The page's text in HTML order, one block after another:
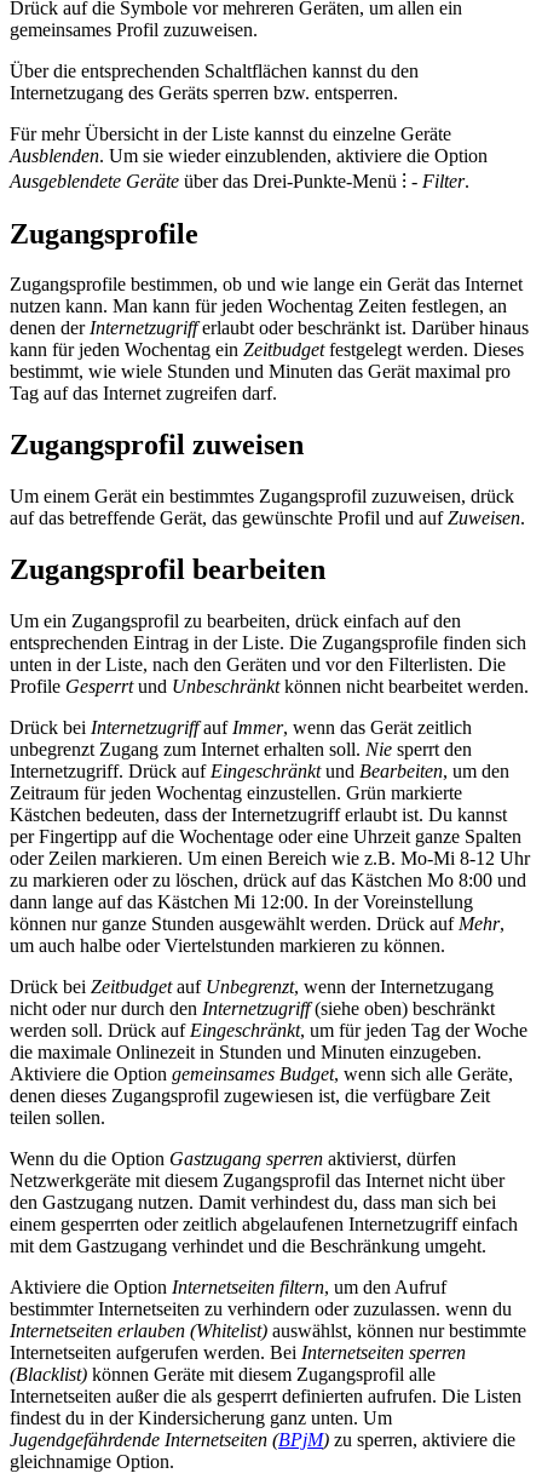
Drück auf die Symbole vor mehreren Geräten, um allen ein
gemeinsames Profil zuzuweisen.
Über die entsprechenden Schaltflächen kannst du den
Internetzugang des Geräts sperren bzw. entsperren.
Für mehr Übersicht in der Liste kannst du einzelne Geräte
Ausblenden. Um sie wieder einzublenden, aktiviere die Option
Ausgeblendete Geräte über das Drei-Punkte-Menü ⁝ - Filter.
Zugangsprofile
Zugangsprofile bestimmen, ob und wie lange ein Gerät das Internet
nutzen kann. Man kann für jeden Wochentag Zeiten festlegen, an
denen derInternetzugrifferlaubt oder beschränkt ist. Darüber hinaus
kann für jeden Wochentag ein Zeitbudgetfestgelegt werden. Dieses
bestimmt, wie wiele Stunden und Minuten das Gerät maximal pro
Tag auf das Internet zugreifen darf.
Zugangsprofil zuweisen
Um einem Gerät ein bestimmtes Zugangsprofil zuzuweisen, drück
auf das betreffende Gerät, das gewünschte Profil und aufZuweisen.
Zugangsprofil bearbeiten
Um ein Zugangsprofil zu bearbeiten, drück einfach auf den
entsprechenden Eintrag in der Liste. Die Zugangsprofile finden sich
unten in der Liste, nach den Geräten und vor den Filterlisten. Die
Profile Gesperrtund Unbeschränktkönnen nicht bearbeitet werden.
Drück bei Internetzugriffauf Immer, wenn das Gerät zeitlich
unbegrenzt Zugang zum Internet erhalten soll. Nie sperrt den
Internetzugriff. Drück auf Eingeschränktund Bearbeiten, um den
Zeitraum für jeden Wochentag einzustellen. Grün markierte
Kästchen bedeuten, dass der Internetzugriff erlaubt ist. Du kannst
per Fingertipp auf die Wochentage oder eine Uhrzeit ganze Spalten
oder Zeilen markieren. Um einen Bereich wie z.B. Mo-Mi 8-12 Uhr
zu markieren oder zu löschen, drück auf das Kästchen Mo 8:00 und
dann lange auf das Kästchen Mi 12:00. In der Voreinstellung
können nur ganze Stunden ausgewählt werden. Drück auf Mehr,
um auch halbe oder Viertelstunden markieren zu können.
Drück bei Zeitbudgetauf Unbegrenzt, wenn der Internetzugang
nicht oder nur durch den Internetzugriff(siehe oben) beschränkt
werden soll. Drück auf Eingeschränkt, um für jeden Tag der Woche
die maximale Onlinezeit in Stunden und Minuten einzugeben.
Aktiviere die Option gemeinsames Budget, wenn sich alle Geräte,
denen dieses Zugangsprofil zugewiesen ist, die verfügbare Zeit
teilen sollen.
Wenn du die Option Gastzugang sperren aktivierst, dürfen
Netzwerkgeräte mit diesem Zugangsprofil das Internet nicht über
den Gastzugang nutzen. Damit verhindest du, dass man sich bei
einem gesperrten oder zeitlich abgelaufenen Internetzugriff einfach
mit dem Gastzugang verhindet und die Beschränkung umgeht.
Aktiviere die Option Internetseiten filtern, um den Aufruf
bestimmter Internetseiten zu verhindern oder zuzulassen. wenn du
Internetseiten erlauben (Whitelist) auswählst, können nur bestimmte
Internetseiten aufgerufen werden. Bei Internetseiten sperren
(Blacklist) können Geräte mit diesem Zugangsprofil alle
Internetseiten außer die als gesperrt definierten aufrufen. Die Listen
findest du in der Kindersicherung ganz unten. Um
Jugendgefährdende Internetseiten (BPjM) zu sperren, aktiviere die
gleichnamige Option.